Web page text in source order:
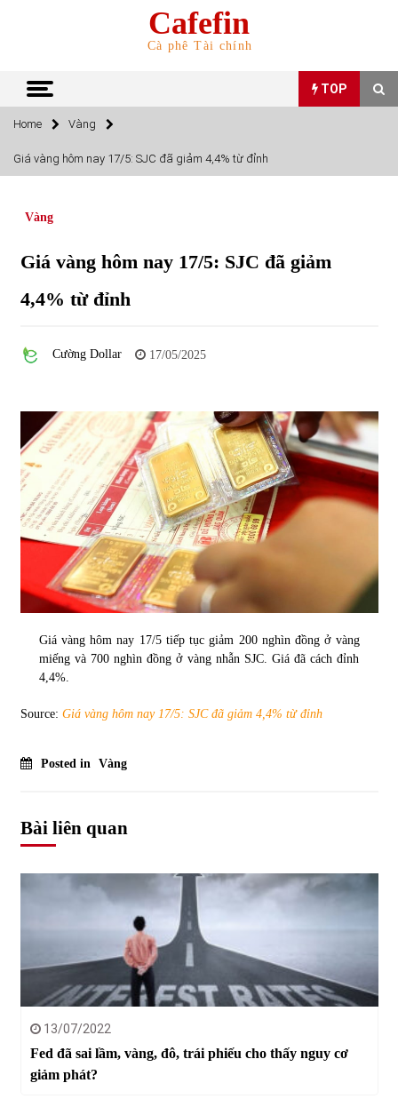
Cafefin
Cà phê Tài chính
TOP
TOP
Top 10 mặt hàng Việt Nam nhập khẩu nhiều nhất tháng
Top 10 mặt hàng Việt Nam xuất khẩu nhiều nhất tháng
Tự doanh ngày 3.6.2022: CTCK mua ròng 28,7 tỷ đồng
06/06/2022
Top 10 tỷ phú giàu nhất thế giới – Bảng xếp hạng 2022
31/05/2022
Bất ổn từ các cuộc đấu giá đất ở Thanh Hoá
31/05/2022
Vietcombank và Eximbank
Chứng khoán ngày 30/5/2022: Top 10 cổ phiếu nổi bật
Phân tích giá tiền điện tử sau ngày thị trường lập kỷ lục
vốn hóa
09/11/2021
Chứng khoán ngày 12/10/2021: Top 10 cổ phiếu nổi bật
Home Vàng
Giá vàng hôm nay 17/5: SJC đã giảm 4,4% từ đỉnh
Vàng
Giá vàng hôm nay 17/5: SJC đã giảm
4,4% từ đỉnh
Cường Dollar 17/05/2025
Giá vàng hôm nay 17/5 tiếp tục giảm 200 nghìn đồng ở vàng
miếng và 700 nghìn đồng ở vàng nhẫn SJC. Giá đã cách đỉnh
4,4%.
Source: Giá vàng hôm nay 17/5: SJC đã giảm 4,4% từ đỉnh
Posted in Vàng
Bài liên quan
13/07/2022
Fed đã sai lầm, vàng, đô, trái phiếu cho thấy nguy cơ
giảm phát?